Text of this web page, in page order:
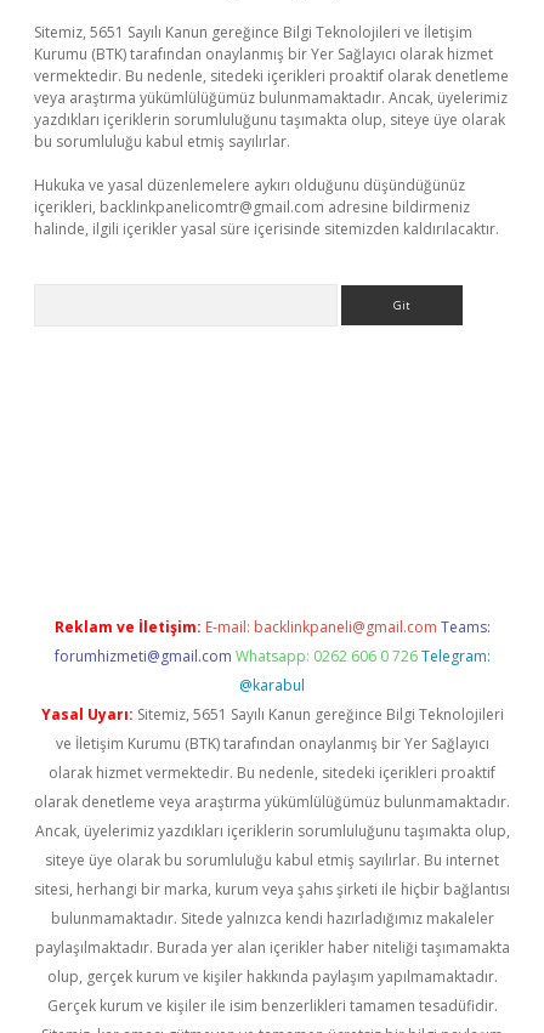
Sitemiz, 5651 Sayılı Kanun gereğince Bilgi Teknolojileri ve İletişim
Kurumu (BTK) tarafından onaylanmış bir Yer Sağlayıcı olarak hizmet
vermektedir. Bu nedenle, sitedeki içerikleri proaktif olarak denetleme
veya araştırma yükümlülüğümüz bulunmamaktadır. Ancak, üyelerimiz
yazdıkları içeriklerin sorumluluğunu taşımakta olup, siteye üye olarak
bu sorumluluğu kabul etmiş sayılırlar.
Hukuka ve yasal düzenlemelere aykırı olduğunu düşündüğünüz
içerikleri, backlinkpanelicomtr@gmail.com adresine bildirmeniz
halinde, ilgili içerikler yasal süre içerisinde sitemizden kaldırılacaktır.
Reklam ve İletişim: E-mail: backlinkpaneli@gmail.com Teams:
forumhizmeti@gmail.com Whatsapp: 0262 606 0 726 Telegram:
@karabul
Yasal Uyarı: Sitemiz, 5651 Sayılı Kanun gereğince Bilgi Teknolojileri
ve İletişim Kurumu (BTK) tarafından onaylanmış bir Yer Sağlayıcı
olarak hizmet vermektedir. Bu nedenle, sitedeki içerikleri proaktif
olarak denetleme veya araştırma yükümlülüğümüz bulunmamaktadır.
Ancak, üyelerimiz yazdıkları içeriklerin sorumluluğunu taşımakta olup,
siteye üye olarak bu sorumluluğu kabul etmiş sayılırlar. Bu internet
sitesi, herhangi bir marka, kurum veya şahıs şirketi ile hiçbir bağlantısı
bulunmamaktadır. Sitede yalnızca kendi hazırladığımız makaleler
paylaşılmaktadır. Burada yer alan içerikler haber niteliği taşımamakta
olup, gerçek kurum ve kişiler hakkında paylaşım yapılmamaktadır.
Gerçek kurum ve kişiler ile isim benzerlikleri tamamen tesadüfidir.